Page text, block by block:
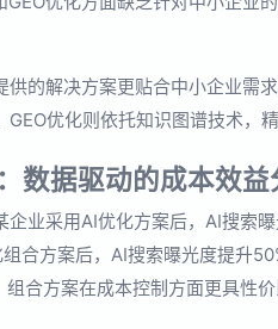
供的解决方案更贴合中小企业需
优化则依托知识图谱技术，
数据驱动的成本效益
企业采用AI优化方案后，AI搜索
合方案后，AI搜索曝光度提升
合方案在成本控制方面更具性价